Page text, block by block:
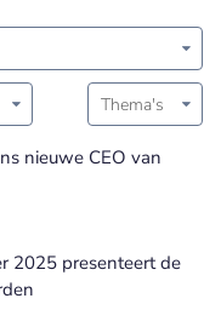
Thema's
nieuwe CEO van
2025 presenteert de